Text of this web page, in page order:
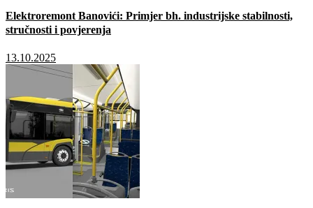
Elektroremont Banovići: Primjer bh. industrijske stabilnosti,
stručnosti i povjerenja
13.10.2025